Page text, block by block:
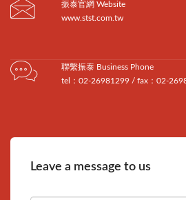
振泰官網 Website
www.stst.com.tw
聯繫振泰 Business Phone
tel：02-26981299 / fax：02-
Leave a message to us